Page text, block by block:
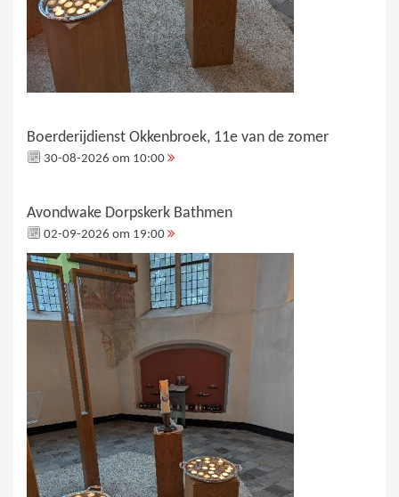
Boerderijdienst Okkenbroek, 11e van de zomer
30-08-2026 om 10:00
Avondwake Dorpskerk Bathmen
02-09-2026 om 19:00